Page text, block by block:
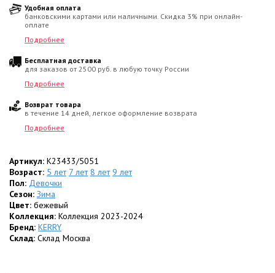
ультратонких спиралевидных волокон, запечатанных в воздушные
камеры. Эффективно удерживает тепло тела по принципу термоса,
превосходит натуральный пух по износостойкости и не утяжеляет
одежду.
градусов.
Эргономика и конструктивные детали:
манжетами, которые плотно облегают запястья, препятствуя
попаданию снега и холодного воздуха.
• Утепленный капюшон
• Внутренняя сторона воротника-стойки и подкладка капюшона
отделанынежным флисомдля приятного контакта с кожей
ребенка.
• Застежка-молния скрыта под
хранения личных вещей предусмотрены
•Видимость в сумерках:В дизайн куртки деликатно
интегрированы функциональные
Удобная оплата
банковскими картами или наличными. Скидка 3% при онлайн-
оплате
Подробнее
Бесплатная доставка
для заказов от 2500 руб. в любую точку России
Подробнее
Возврат товара
в течение 14 дней, легкое оформление возврата
Подробнее
Артикул: K23433/5051
Возраст: 5 лет 7 лет 8 лет 9 лет
Пол: Девочки
Сезон: Зима
Цвет: бежевый
Коллекция: Коллекция 2023-2024
Бренд: KERRY
Склад: Склад Москва